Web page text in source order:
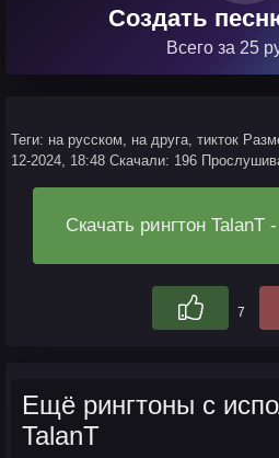
Создать
Всего за 25
Теги: на русском, на друга, тикток
12-2024, 18:48 Скачали: 196
Скачать рингтон TalanT
7
Ещё рингтоны с
TalanT